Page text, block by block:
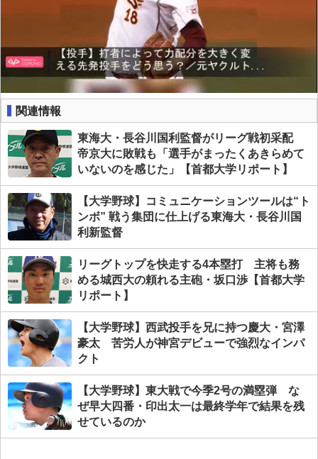
関連情報
東海大・長谷川国利監督がリーグ戦初采配
帝京大に敗戦も「選手がまったくあきらめて
いないのを感じた」【首都大学リポート】
【大学野球】コミュニケーションツールは“ト
ンボ” 戦う集団に仕上げる東海大・長谷川国
利新監督
リーグトップを快走する4本塁打 主将も務
める城西大の頼れる主砲・坂口渉【首都大学
リポート】
【大学野球】西武投手を兄に持つ慶大・宮澤
豪太 苦労人が神宮デビューで強烈なインパ
クト
【大学野球】東大戦で今季2号の満塁弾 な
ぜ早大四番・印出太一は最終学年で結果を残
せているのか